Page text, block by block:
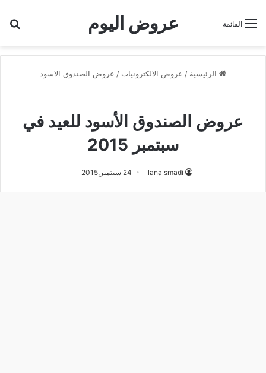
عروض اليوم القائمة
الرئيسية / عروض الالكترونيات / عروض الصندوق الاسود
عروض الصندوق الأسود للعيد في
سبتمبر 2015
lana smadi 24 سبتمبر,2015